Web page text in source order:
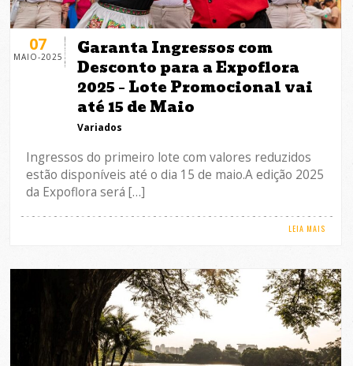
07
MAIO-2025
Garanta Ingressos com
Desconto para a Expoflora
2025 – Lote Promocional vai
até 15 de Maio
Variados
Ingressos do primeiro lote com valores reduzidos
estão disponíveis até o dia 15 de maio.A edição 2025
da Expoflora será […]
LEIA MAIS